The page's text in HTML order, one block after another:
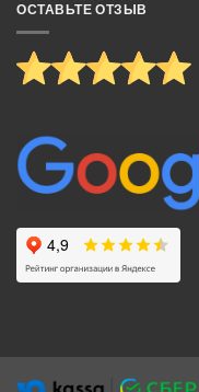
ОСТАВЬТЕ ОТЗЫВ